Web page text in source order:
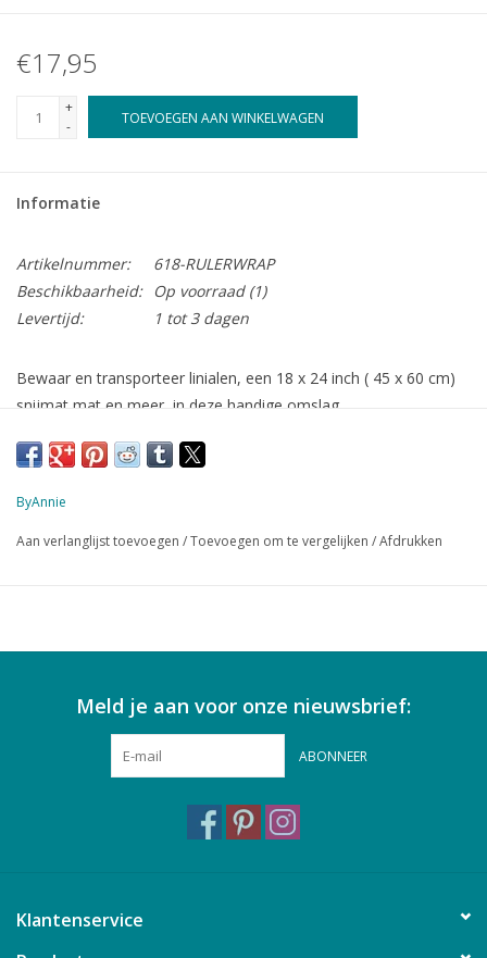
€17,95
+
-
TOEVOEGEN AAN WINKELWAGEN
Informatie
Artikelnummer:
618-RULERWRAP
Beschikbaarheid:
Op voorraad(1)
Levertijd:
1 tot 3 dagen
Bewaar en transporteer linialen, een 18 x 24 inch ( 45 x 60 cm)
snijmat mat en meer, in deze handige omslag.
Patroon voor twee afmetingen, de omslag kan opgehangen
draagband vervoerd worden.
kleine omslag:
inch diep
Mesh zakjes met ritsen om de linialen zichtbaar en op hun
plaats te houden, zelfs als de tas opgerold is eb vervoerd
coupon voor gratis instructievideo
ByAnnie
Aan verlanglijst toevoegen /Toevoegen om te vergelijken /Afdrukken
Meld je aan voor onze nieuwsbrief:
ABONNEER
Klantenservice